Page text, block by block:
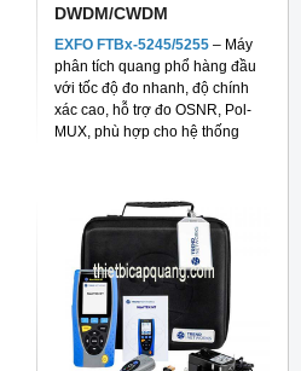
DWDM/CWDM
EXFO FTBx-5245/5255 – Máy
phân tích quang phổ hàng đầu
với tốc độ đo nhanh, độ chính
xác cao, hỗ trợ đo OSNR, Pol-
MUX, phù hợp cho hệ thống